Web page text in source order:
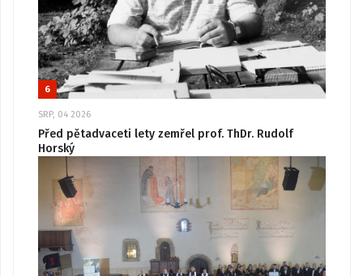
6
SRP, 04 2026
Před pětadvaceti lety zemřel prof. ThDr. Rudolf
Horský